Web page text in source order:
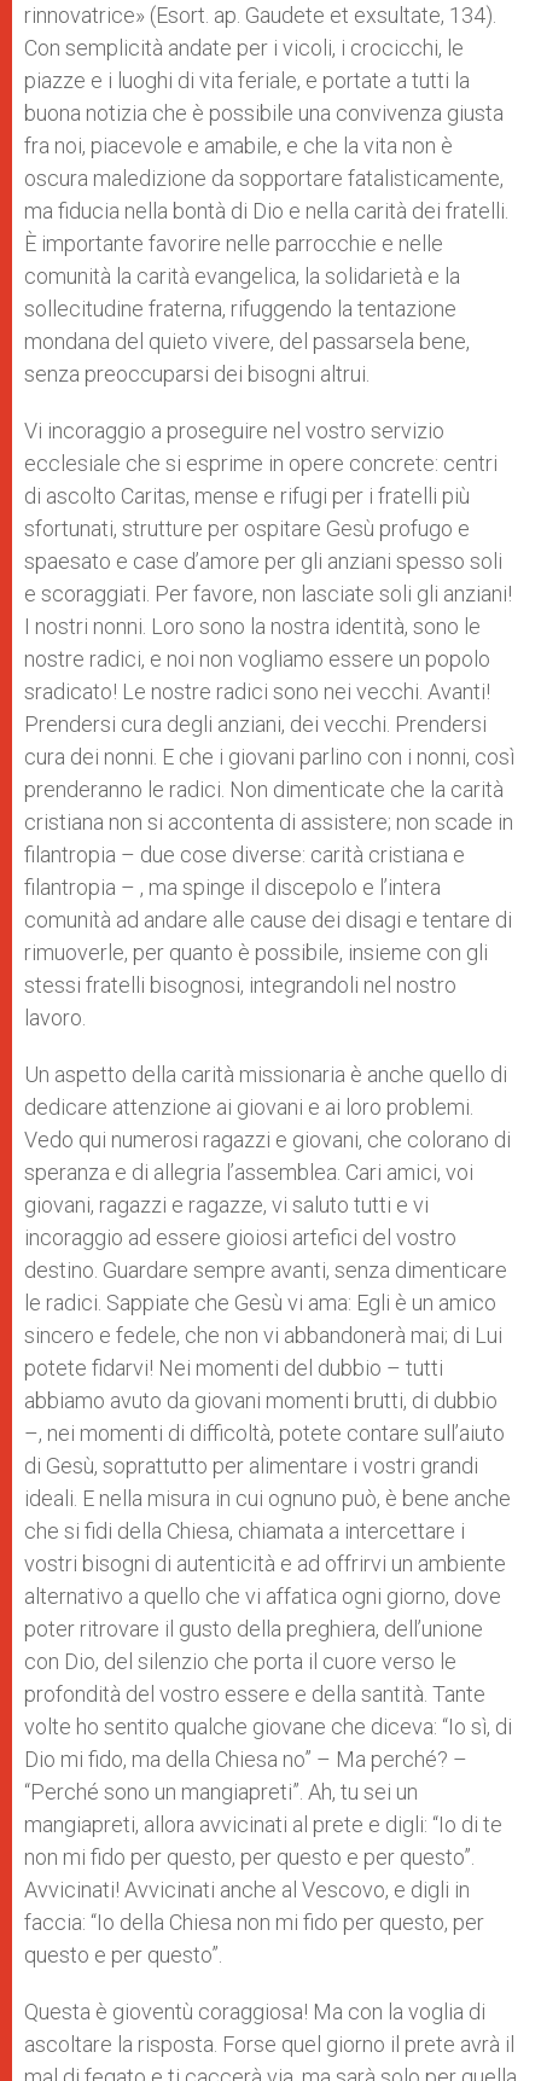
rinnovatrice» (Esort. ap. Gaudete et exsultate, 134).
Con semplicità andate per i vicoli, i crocicchi, le
piazze e i luoghi di vita feriale, e portate a tutti la
buona notizia che è possibile una convivenza giusta
fra noi, piacevole e amabile, e che la vita non è
oscura maledizione da sopportare fatalisticamente,
ma fiducia nella bontà di Dio e nella carità dei fratelli.
È importante favorire nelle parrocchie e nelle
comunità la carità evangelica, la solidarietà e la
sollecitudine fraterna, rifuggendo la tentazione
mondana del quieto vivere, del passarsela bene,
senza preoccuparsi dei bisogni altrui.
Vi incoraggio a proseguire nel vostro servizio
ecclesiale che si esprime in opere concrete: centri
di ascolto Caritas, mense e rifugi per i fratelli più
sfortunati, strutture per ospitare Gesù profugo e
spaesato e case d’amore per gli anziani spesso soli
e scoraggiati. Per favore, non lasciate soli gli anziani!
I nostri nonni. Loro sono la nostra identità, sono le
nostre radici, e noi non vogliamo essere un popolo
sradicato! Le nostre radici sono nei vecchi. Avanti!
Prendersi cura degli anziani, dei vecchi. Prendersi
cura dei nonni. E che i giovani parlino con i nonni, così
prenderanno le radici. Non dimenticate che la carità
cristiana non si accontenta di assistere; non scade in
filantropia – due cose diverse: carità cristiana e
filantropia – , ma spinge il discepolo e l’intera
comunità ad andare alle cause dei disagi e tentare di
rimuoverle, per quanto è possibile, insieme con gli
stessi fratelli bisognosi, integrandoli nel nostro
lavoro.
Un aspetto della carità missionaria è anche quello di
dedicare attenzione ai giovani e ai loro problemi.
Vedo qui numerosi ragazzi e giovani, che colorano di
speranza e di allegria l’assemblea. Cari amici, voi
giovani, ragazzi e ragazze, vi saluto tutti e vi
incoraggio ad essere gioiosi artefici del vostro
destino. Guardare sempre avanti, senza dimenticare
le radici. Sappiate che Gesù vi ama: Egli è un amico
sincero e fedele, che non vi abbandonerà mai; di Lui
potete fidarvi! Nei momenti del dubbio – tutti
abbiamo avuto da giovani momenti brutti, di dubbio
–, nei momenti di difficoltà, potete contare sull’aiuto
di Gesù, soprattutto per alimentare i vostri grandi
ideali. E nella misura in cui ognuno può, è bene anche
che si fidi della Chiesa, chiamata a intercettare i
vostri bisogni di autenticità e ad offrirvi un ambiente
alternativo a quello che vi affatica ogni giorno, dove
poter ritrovare il gusto della preghiera, dell’unione
con Dio, del silenzio che porta il cuore verso le
profondità del vostro essere e della santità. Tante
volte ho sentito qualche giovane che diceva: “Io sì, di
Dio mi fido, ma della Chiesa no” – Ma perché? –
“Perché sono un mangiapreti”. Ah, tu sei un
mangiapreti, allora avvicinati al prete e digli: “Io di te
non mi fido per questo, per questo e per questo”.
Avvicinati! Avvicinati anche al Vescovo, e digli in
faccia: “Io della Chiesa non mi fido per questo, per
questo e per questo”.
Questa è gioventù coraggiosa! Ma con la voglia di
ascoltare la risposta. Forse quel giorno il prete avrà il